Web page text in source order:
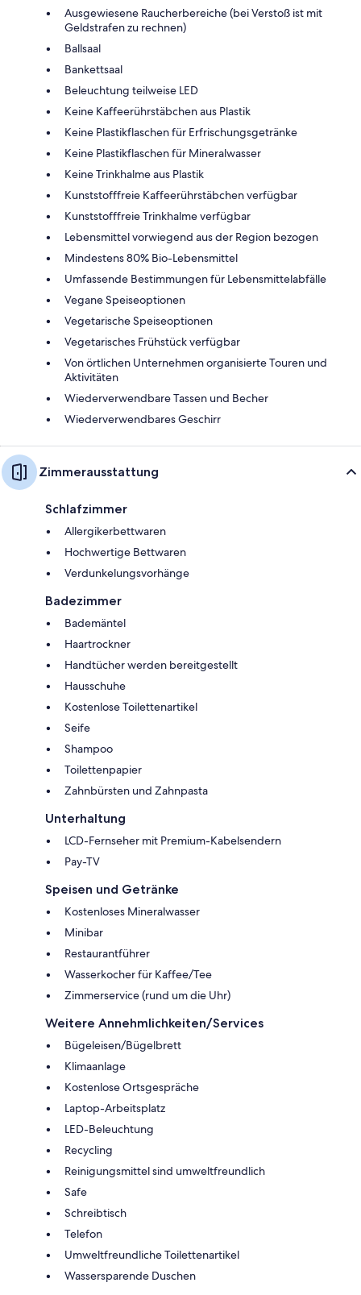
Ausgewiesene Raucherbereiche (bei Verstoß ist mit
Geldstrafen zu rechnen)
Ballsaal
Bankettsaal
Beleuchtung teilweise LED
Keine Kaffeerührstäbchen aus Plastik
Keine Plastikflaschen für Erfrischungsgetränke
Keine Plastikflaschen für Mineralwasser
Keine Trinkhalme aus Plastik
Kunststofffreie Kaffeerührstäbchen verfügbar
Kunststofffreie Trinkhalme verfügbar
Lebensmittel vorwiegend aus der Region bezogen
Mindestens 80% Bio-Lebensmittel
Umfassende Bestimmungen für Lebensmittelabfälle
Vegane Speiseoptionen
Vegetarische Speiseoptionen
Vegetarisches Frühstück verfügbar
Von örtlichen Unternehmen organisierte Touren und
Aktivitäten
Wiederverwendbare Tassen und Becher
Wiederverwendbares Geschirr
Zimmerausstattung
Schlafzimmer
Allergikerbettwaren
Hochwertige Bettwaren
Verdunkelungsvorhänge
Badezimmer
Bademäntel
Haartrockner
Handtücher werden bereitgestellt
Hausschuhe
Kostenlose Toilettenartikel
Seife
Shampoo
Toilettenpapier
Zahnbürsten und Zahnpasta
Unterhaltung
LCD-Fernseher mit Premium-Kabelsendern
Pay-TV
Speisen und Getränke
Kostenloses Mineralwasser
Minibar
Restaurantführer
Wasserkocher für Kaffee/Tee
Zimmerservice (rund um die Uhr)
Weitere Annehmlichkeiten/Services
Bügeleisen/Bügelbrett
Klimaanlage
Kostenlose Ortsgespräche
Laptop-Arbeitsplatz
LED-Beleuchtung
Recycling
Reinigungsmittel sind umweltfreundlich
Safe
Schreibtisch
Telefon
Umweltfreundliche Toilettenartikel
Wassersparende Duschen